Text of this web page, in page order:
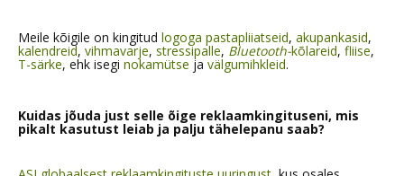
Meile kõigile on kingitud logoga pastapliiatseid, akupankasid,
kalendreid, vihmavarje, stressipalle, Bluetooth-kõlareid, fliise,
T-särke, ehk isegi nokamütse ja välgumihkleid.
Kuidas jõuda just selle õige reklaamkingituseni, mis
pikalt kasutust leiab ja palju tähelepanu saab?